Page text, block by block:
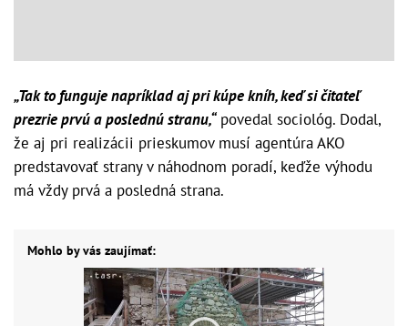
„Tak to funguje napríklad aj pri kúpe kníh, keď si čitateľ
prezrie prvú a poslednú stranu,“povedal sociológ. Dodal,
že aj pri realizácii prieskumov musí agentúra AKO
predstavovať strany v náhodnom poradí, keďže výhodu
má vždy prvá a posledná strana.
Mohlo by vás zaujímať: